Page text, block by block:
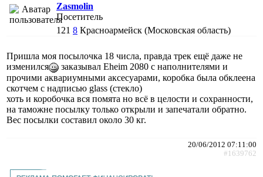
Zasmolin
Посетитель
121 8 Красноармейск (Московская область)
Пришла моя посылочка 18 числа, правда трек ещё даже не
изменился
заказывал Eheim 2080 с наполнителями и
прочими аквариумными аксесуарами, коробка была обклеена
скотчем с надписью glass (стекло)
хоть и коробочка вся помята но всё в целости и сохранности,
на таможне посылку только открыли и запечатали обратно.
Вес посылки составил около 30 кг.
20/06/2012 07:11:00
#1639762